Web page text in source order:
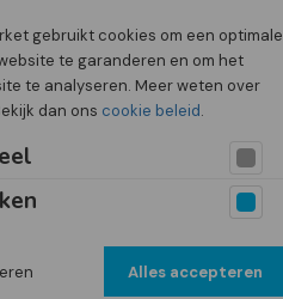
gebruikt cookies om een optimale
te garanderen en om het
te analyseren. Meer weten over
dan ons cookie beleid.
Alles accepteren